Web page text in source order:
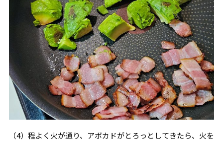
（4）程よく火が通り、アボカドがとろっとしてきたら、火を